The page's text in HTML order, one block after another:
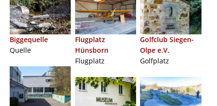
Biggequelle
Quelle
Flugplatz
Hünsborn
Flugplatz
Golfclub Siegen-
Olpe e.V.
Golfplatz